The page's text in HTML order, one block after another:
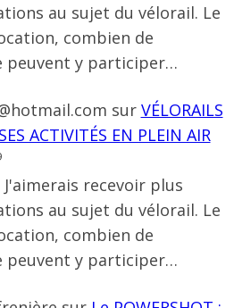
au sujet du vélorail. Le
combien de
peuvent y participer…
sur VÉLORAILS
ACTIVITÉS EN PLEIN AIR
recevoir plus
au sujet du vélorail. Le
combien de
peuvent y participer…